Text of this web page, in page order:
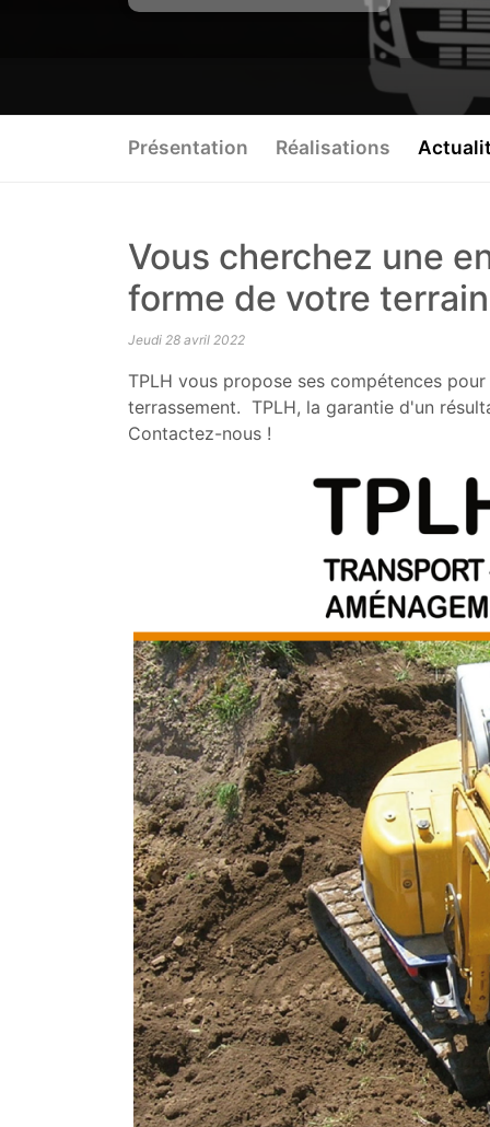
Présentation Réalisations
Vous cherchez une
forme de votre
Jeudi 28 avril 2022
TPLH vous propose ses compétences
terrassement. TPLH, la garantie d'un
Contactez-nous !